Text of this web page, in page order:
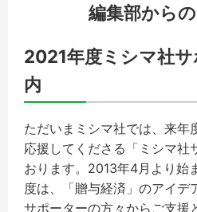
編集部から
2021年度ミシマ社
内
ただいまミシマ社では、来年
応援してくださる「ミシマ社
おります。2013年4月より始
度は、「贈与経済」のアイデ
サポーターの方々からご支援